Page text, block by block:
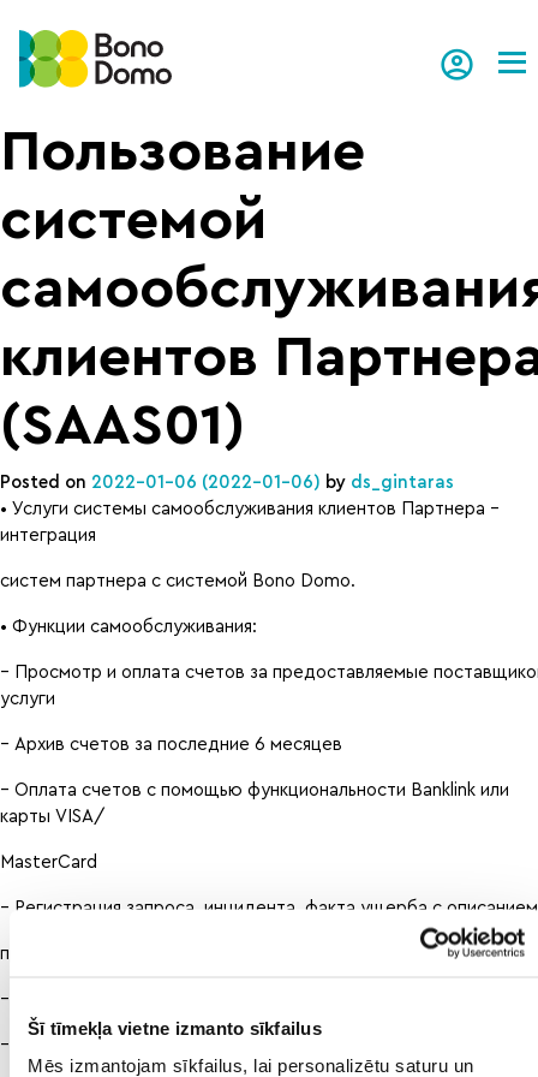
Šī tīmekļa vietne izmanto sīkfailus
Mēs izmantojam sīkfailus, lai personalizētu saturu un
Пользование
системой
клиентов
(SAAS01)
Posted on 2022-01-06 (2022-01-06) by ds_gintaras
• Услуги системы самообслуживания клиентов Партнера –
интеграция
систем партнера с системой Bono Domo.
• Функции самообслуживания:
– Просмотр и оплата счетов за предоставляемые
услуги
– Архив счетов за последние 6 месяцев
– Оплата счетов с помощью функциональности Banklink или
карты VISA/
MasterCard
– Регистрация запроса, инцидента, факта ущерба с
приложением фотографии
– Отслеживание статуса зарегистрированного запроса
– История зарегистрированных запросов